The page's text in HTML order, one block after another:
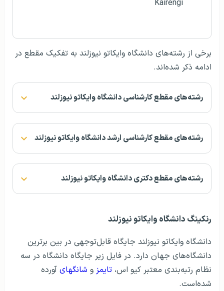
Kairengi
برخی از رشته‌های دانشگاه وایکاتو نیوزلند به تفکیک مقطع در
ادامه ذکر شده‌اند.
رشته‌های مقطع کارشناسی دانشگاه وایکاتو نیوزلند
رشته‌های مقطع کارشناسی ارشد دانشگاه وایکاتو نیوزلند
رشته‌های مقطع دکتری دانشگاه وایکاتو نیوزلند
رنکینگ دانشگاه وایکاتو نیوزلند
دانشگاه وایکاتو نیوزلند جایگاه قابل‌توجهی در بین برترین
دانشگاه‌های جهان دارد. در فایل زیر جایگاه دانشگاه در سه
نظام رتبه‌بندی معتبر کیو اس، تایمز و شانگهای آورده
شده‌است.